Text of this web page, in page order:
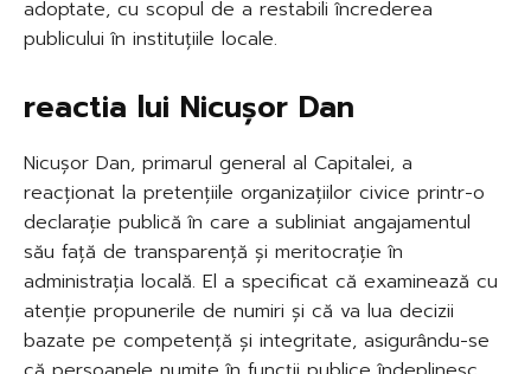
adoptate, cu scopul de a restabili încrederea
publicului în instituțiile locale.
reactia lui Nicușor Dan
Nicușor Dan, primarul general al Capitalei, a
reacționat la pretențiile organizațiilor civice printr-o
declarație publică în care a subliniat angajamentul
său față de transparență și meritocrație în
administrația locală. El a specificat că examinează cu
atenție propunerile de numiri și că va lua decizii
bazate pe competență și integritate, asigurându-se